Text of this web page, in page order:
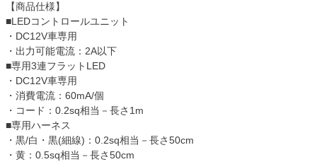
【商品仕様】
■LEDコントロールユニット
・DC12V車専用
・出力可能電流：2A以下
■専用3連フラットLED
・DC12V車専用
・消費電流：60mA/個
・コード：0.2sq相当－長さ1m
■専用ハーネス
・黒/白・黒(細線)：0.2sq相当－長さ50cm
・黄：0.5sq相当－長さ50cm